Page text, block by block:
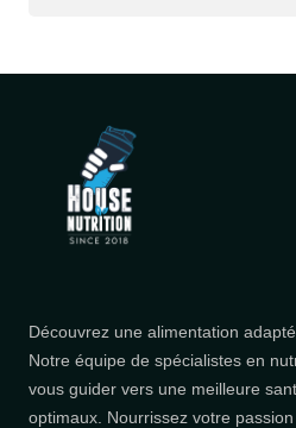
Découvrez une alimentation
Notre équipe de spécialistes en
vous guider vers une meilleure
optimaux. Nourrissez votre